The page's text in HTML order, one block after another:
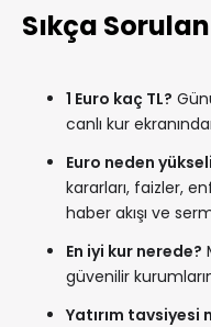
Sıkça
1 Euro kaç TL?
canlı kur
Euro neden
kararları, faizler,
haber akışı ve
En iyi kur nerede?
güvenilir
Yatırım tavsiyesi